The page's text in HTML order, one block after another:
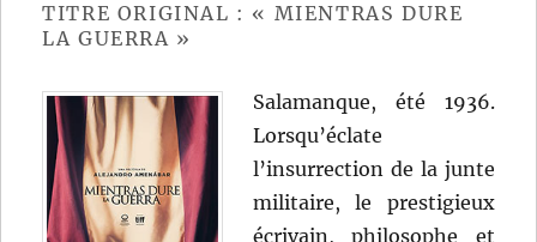
TITRE ORIGINAL : « MIENTRAS DURE
LA GUERRA »
Salamanque, été 1936.
Lorsqu’éclate
l’insurrection de la junte
militaire, le prestigieux
écrivain, philosophe et